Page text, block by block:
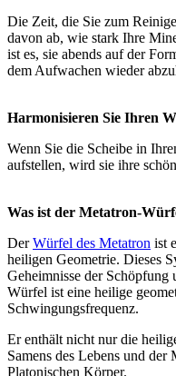
Die Zeit, die Sie zum
davon ab, wie stark Ihre
ist es, sie abends auf der
dem Aufwachen wieder
Harmonisieren Sie Ihren
Wenn Sie die Scheibe in
aufstellen, wird sie ihre
Was ist der Metatron-
DerWürfel des Metatron ist
heiligen Geometrie. Dieses
Geheimnisse der
Würfel ist eine heilige
Schwingungsfrequenz.
Er enthält nicht nur die
Samens des Lebens und der
Platonischen Körper.